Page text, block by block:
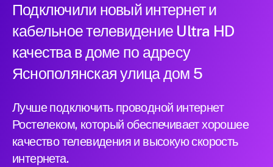
Подключили новый интернет и
кабельное телевидение Ultra HD
качества в доме по адресу
Яснополянская улица дом 5
Лучше подключить проводной интернет
Ростелеком, который обеспечивает хорошее
качество телевидения и высокую скорость
интернета.